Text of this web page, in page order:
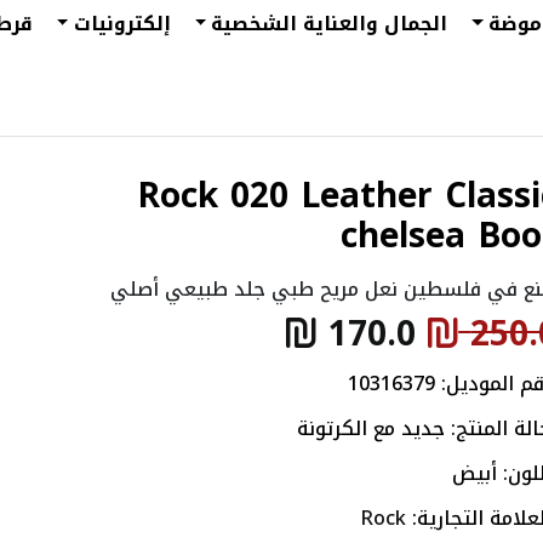
موضة الجمال والعناية الشخصية إلكترونيات
Rock 020 Leather
chelsea
في فلسطين نعل مريح طبي جلد طبيعي أصلي
170.0
الموديل:10316379
المنتج: جديد مع الكرتونة
أبيض
التجارية:Rock